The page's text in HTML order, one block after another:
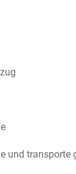
und transporte